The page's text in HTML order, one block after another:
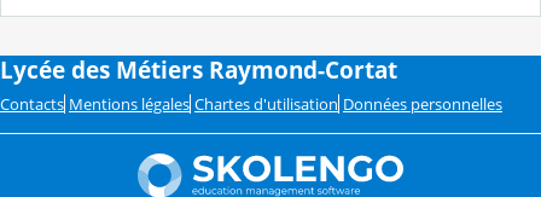
Lycée des Métiers Raymond-Cortat
Contacts Mentions légales Chartes d'utilisation Données personnelles